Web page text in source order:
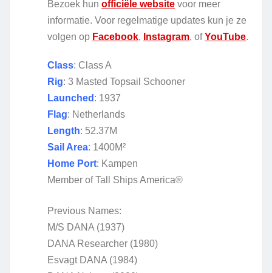
Bezoek hun officiële website voor meer
informatie. Voor regelmatige updates kun je ze
volgen op Facebook, Instagram, ofYouTube.
Class: Class A
Rig: 3 Masted Topsail Schooner
Launched : 1937
Flag: Netherlands
Length: 52.37M
Sail Area: 1400M²
Home Port: Kampen
Member of Tall Ships America®
Previous Names:
M/S DANA (1937)
DANA Researcher (1980)
Esvagt DANA (1984)